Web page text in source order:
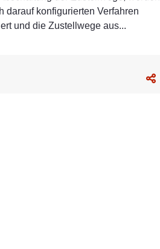
darauf konfigurierten Verfahren
und die Zustellwege aus...